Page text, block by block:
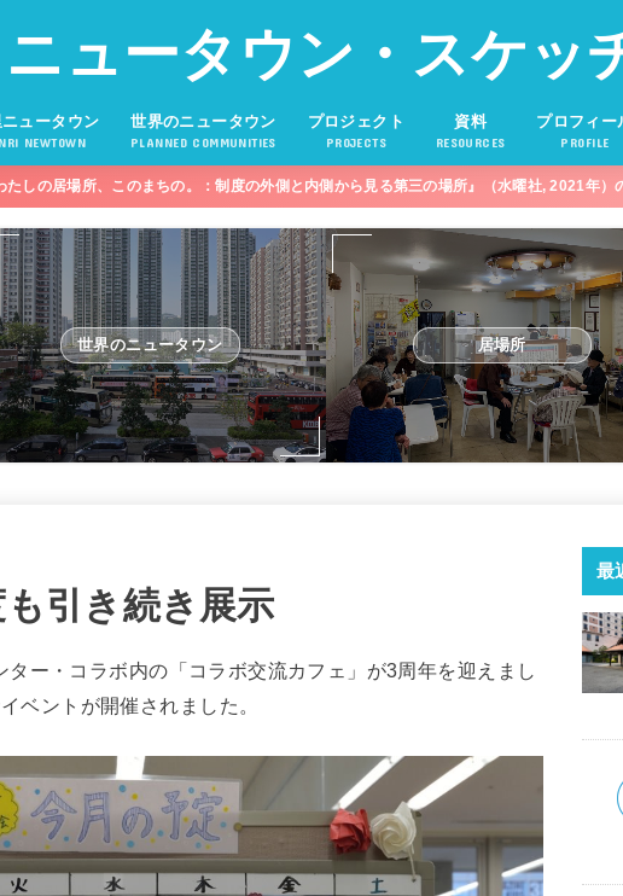
ニュータウン・スケッ
ュータウン
NEWTOWN
世界のニュータウン
PLANNED COMMUNITIES
プロジェクト
PROJECTS
資料
RESOURCES
プロフィー
PROFILE
たしの居場所、このまちの。：制度の外側と内側から見る第三の場所』（水曜社, 2021年）
世界のニュータウン 居場所
も引き続き展示
ー・コラボ内の「コラボ交流カフェ」が3周年を迎えまし
ベントが開催されました。
最